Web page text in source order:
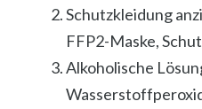
Schutzkleidung
FFP2-Maske,
Alkoholische